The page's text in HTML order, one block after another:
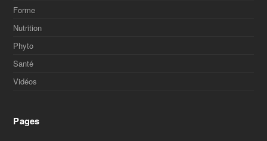
Forme
Nutrition
Phyto
Santé
Vidéos
Pages